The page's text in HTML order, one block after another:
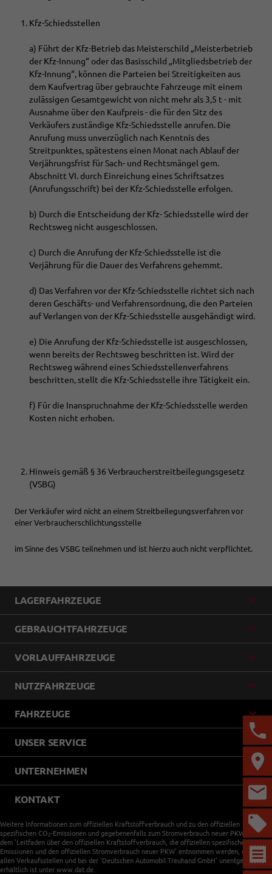
Kfz-Schiedsstellen
a) Führt der Kfz-Betrieb das Meisterschild „Meisterbetrieb
der Kfz-Innung“ oder das Basisschild „Mitgliedsbetrieb der
Kfz-Innung“, können die Parteien bei Streitigkeiten aus
dem Kaufvertrag über gebrauchte Fahrzeuge mit einem
zulässigen Gesamtgewicht von nicht mehr als 3,5 t - mit
Ausnahme über den Kaufpreis - die für den Sitz des
Verkäufers zuständige Kfz-Schiedsstelle anrufen. Die
Anrufung muss unverzüglich nach Kenntnis des
Streitpunktes, spätestens einen Monat nach Ablauf der
Verjährungsfrist für Sach- und Rechtsmängel gem.
Abschnitt VI. durch Einreichung eines Schriftsatzes
(Anrufungsschrift) bei der Kfz-Schiedsstelle erfolgen.
b) Durch die Entscheidung der Kfz- Schiedsstelle wird der
Rechtsweg nicht ausgeschlossen.
c) Durch die Anrufung der Kfz-Schiedsstelle ist die
Verjährung für die Dauer des Verfahrens gehemmt.
d) Das Verfahren vor der Kfz-Schiedsstelle richtet sich nach
deren Geschäfts- und Verfahrensordnung, die den Parteien
auf Verlangen von der Kfz-Schiedsstelle ausgehändigt wird.
e) Die Anrufung der Kfz-Schiedsstelle ist ausgeschlossen,
wenn bereits der Rechtsweg beschritten ist. Wird der
Rechtsweg während eines Schiedsstellenverfahrens
beschritten, stellt die Kfz-Schiedsstelle ihre Tätigkeit ein.
f) Für die Inanspruchnahme der Kfz-Schiedsstelle werden
Kosten nicht erhoben.
Hinweis gemäß § 36 Verbraucherstreitbeilegungsgesetz
(VSBG)
Der Verkäufer wird nicht an einem Streitbeilegungsverfahren vor
einer Verbraucherschlichtungsstelle
im Sinne des VSBG teilnehmen und ist hierzu auch nicht verpflichtet.
LAGERFAHRZEUGE
GEBRAUCHTFAHRZEUGE
VORLAUFFAHRZEUGE
NUTZFAHRZEUGE
FAHRZEUGE
UNSER SERVICE
UNTERNEHMEN
KONTAKT
Weitere Informationen zum offiziellen Kraftstoffverbrauch und zu den offiziellen
spezifischen CO 2-Emissionen und gegebenenfalls zum Stromverbrauch neuer PKW können
dem 'Leitfaden über den offiziellen Kraftstoffverbrauch, die offiziellen spezifischen CO
Emissionen und den offiziellen Stromverbrauch neuer PKW' entnommen werden, der an
allen Verkaufsstellen und bei der 'Deutschen Automobil Treuhand GmbH' unentgeltlich
erhältlich ist unter www.dat.de.